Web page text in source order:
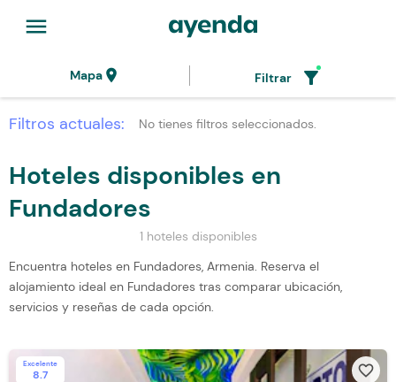
menu
Mapalocation_on Filtrar filter_alt
Filtros actuales: No tienes filtros seleccionados.
Hoteles disponibles en
Fundadores
1 hoteles disponibles
Encuentra hoteles en Fundadores, Armenia. Reserva el
alojamiento ideal en Fundadores tras comparar ubicación,
servicios y reseñas de cada opción.
Excelente
8.7 favorite_border